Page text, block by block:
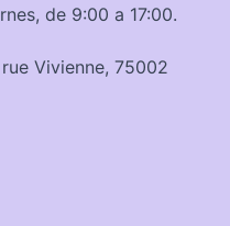
de 9:00 a 17:00.
Vivienne, 75002